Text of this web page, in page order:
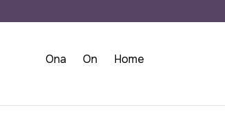
Ona On Home